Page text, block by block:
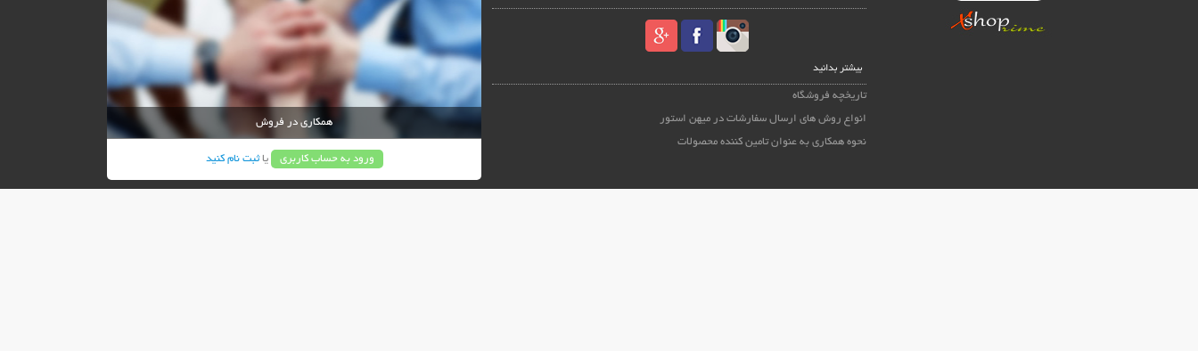
بیشتر بدانید
تاریخچه فروشگاه
انواع روش های ارسال سفارشات در میهن استور
نحوه همکاری به عنوان تامین کننده محصولات
همکاری در فروش
ورود به حساب کاربری یاثبت نام کنید